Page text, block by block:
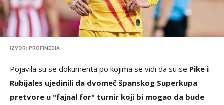
IZVOR: PROFIMEDIA
Pojavila su se dokumenta po kojima se vidi da su se Pike i
Rubijales ujedinili da dvomeč španskog Superkupa
pretvore u "fajnal for" turnir koji bi mogao da bude